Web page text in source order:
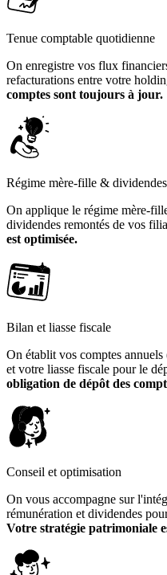
Tenue comptable quotidienne
On enregistre vos flux
refacturations entre votre
comptes sont toujours à jour.
Régime mère-fille & dividendes
On applique le régime mère-
dividendes remontés de vos
est optimisée.
Bilan et liasse fiscale
On établit vos comptes
et votre liasse fiscale pour le
obligation de dépôt des
Conseil et optimisation
On vous accompagne sur
rémunération et dividendes
Votre stratégie patrimoniale